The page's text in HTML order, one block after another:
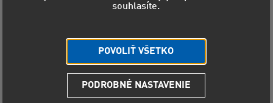
Predvolené radenie
Od najlacnejšieho
Od najdrahšieho
3produkty
souhlasíte.
POVOLIŤ VŠETKO
PODROBNÉ NASTAVENIE